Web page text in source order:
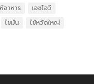
อาหาร
เอชไอวี
ไขมัน
ไข้หวัดใหญ่